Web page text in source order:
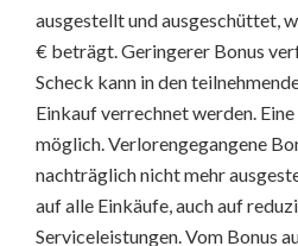
ausgestellt und ausgeschüttet,
€ beträgt. Geringerer Bonus
Scheck kann in den
Einkauf verrechnet werden.
möglich. Verlorengegangene
nachträglich nicht mehr
auf alle Einkäufe, auch auf
Serviceleistungen. Vom Bonus